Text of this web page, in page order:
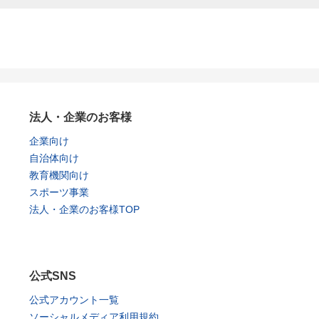
法人・企業のお客様
企業向け
自治体向け
教育機関向け
スポーツ事業
法人・企業のお客様TOP
公式SNS
公式アカウント一覧